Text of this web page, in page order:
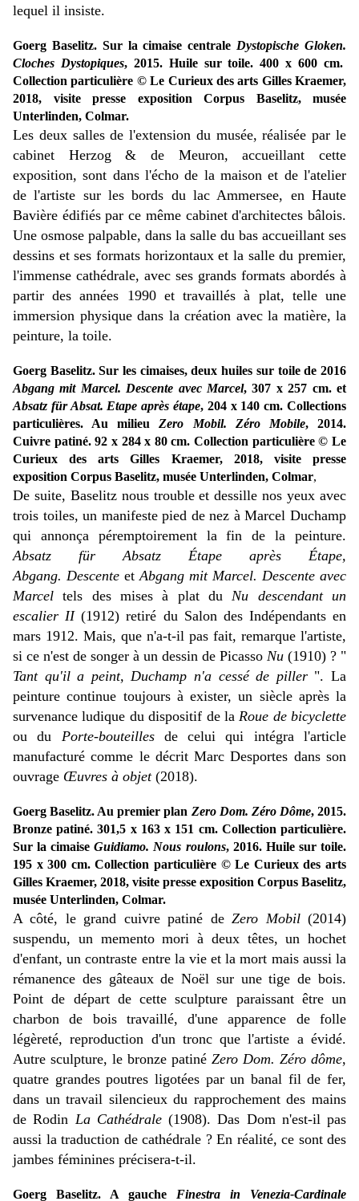
lequel il insiste.
Goerg Baselitz. Sur la cimaise centrale Dystopische Gloken.
Cloches Dystopiques, 2015. Huile sur toile. 400 x 600 cm.
Collection particulière © Le Curieux des arts Gilles Kraemer,
2018, visite presse exposition Corpus Baselitz, musée
Unterlinden, Colmar.
Les deux salles de l'extension du musée, réalisée par le
cabinet Herzog & de Meuron, accueillant cette
exposition, sont dans l'écho de la maison et de l'atelier
de l'artiste sur les bords du lac Ammersee, en Haute
Bavière édifiés par ce même cabinet d'architectes bâlois.
Une osmose palpable, dans la salle du bas accueillant ses
dessins et ses formats horizontaux et la salle du premier,
l'immense cathédrale, avec ses grands formats abordés à
partir des années 1990 et travaillés à plat, telle une
immersion physique dans la création avec la matière, la
peinture, la toile.
Goerg Baselitz. Sur les cimaises, deux huiles sur toile de 2016
Abgang mit Marcel. Descente avec Marcel, 307 x 257 cm. et
Absatz für Absat. Etape après étape, 204 x 140 cm. Collections
particulières. Au milieuZero Mobil. Zéro Mobile, 2014.
Cuivre patiné. 92 x 284 x 80 cm. Collection particulière© Le
Curieux des arts Gilles Kraemer, 2018, visite presse
exposition Corpus Baselitz, musée Unterlinden, Colmar,
De suite, Baselitz nous trouble et dessille nos yeux avec
trois toiles, un manifeste pied de nez à Marcel Duchamp
qui annonça péremptoirement la fin de la peinture.
Absatz für Absatz Étape après Étape,
Abgang. Descente et Abgang mit Marcel. Descente avec
Marcel tels des mises à plat duNu descendant un
escalier II(1912) retiré du Salon des Indépendants en
mars 1912. Mais, que n'a-t-il pas fait, remarque l'artiste,
si ce n'est de songer à un dessin de Picasso Nu (1910) ? "
Tant qu'il a peint, Duchamp n'a cessé de piller ". La
peinture continue toujours à exister, un siècle après la
survenance ludique du dispositif de laRoue de bicyclette
ou du Porte-bouteillesde celui qui intégra l'article
manufacturé comme le décrit Marc Desportes dans son
ouvrage Œuvres à objet(2018).
Goerg Baselitz. Au premier plan Zero Dom. Zéro Dôme, 2015.
Bronze patiné. 301,5 x 163 x 151 cm. Collection particulière.
Sur la cimaiseGuidiamo. Nous roulons, 2016. Huile sur toile.
195 x 300 cm. Collection particulière © Le Curieux des arts
Gilles Kraemer, 2018, visite presse exposition Corpus Baselitz,
musée Unterlinden, Colmar.
A côté, le grand cuivre patiné deZero Mobil(2014)
suspendu, un memento mori à deux têtes, un hochet
d'enfant, un contraste entre la vie et la mort mais aussi la
rémanence des gâteaux de Noël sur une tige de bois.
Point de départ de cette sculpture paraissant être un
charbon de bois travaillé, d'une apparence de folle
légèreté, reproduction d'un tronc que l'artiste a évidé.
Autre sculpture, le bronze patiné Zero Dom. Zéro dôme,
quatre grandes poutres ligotées par un banal fil de fer,
dans un travail silencieux du rapprochement des mains
de Rodin La Cathédrale(1908). Das Dom n'est-il pas
aussi la traduction de cathédrale ? En réalité, ce sont des
jambes féminines précisera-t-il.
Goerg Baselitz. A gauche Finestra in Venezia-Cardinale